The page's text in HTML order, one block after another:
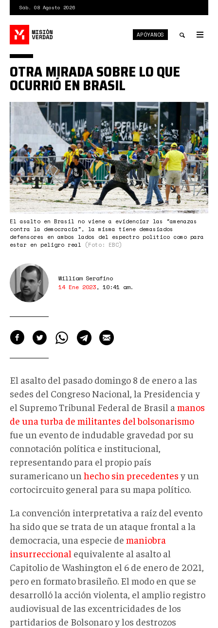
contenido
principal
Sáb. 08 Agosto 2026
APÓYANOS
Bolsonarismo1.jpg
El asalto en Brasil no viene a evidenciar las "amenazas
contra la democracia", la misma tiene demasiados
defensores en ambos lados del espectro político como para
estar en peligro real
(Foto: EBC)
OTRA MIRADA SOBRE LO QUE
OCURRIÓ EN BRASIL
William Serafino
14 Ene 2023, 10:41 am.
El asalto del pasado domingo 8 de enero a las
sedes del Congreso Nacional, la Presidencia y
el Supremo Tribunal Federal de Brasil a manos
de una turba de militantes del bolsonarismo
fue un evento de indudable gravedad por su
connotación política e institucional,
representando para el propio país
suramericano un hecho sin precedentes y un
cortocircuito general para su mapa político.
La convención interpretativa a raíz del evento
ha sido que se trata de un ataque frontal a la
democracia, una especie de maniobra
insurreccional equivalente al asalto al
Capitolio de Washington el 6 de enero de 2021,
pero en formato brasileño. El modo en que se
desarrolló la acción violenta, el amplio registro
audiovisual de las excentricidades de los
partidarios de Bolsonaro y los destrozos